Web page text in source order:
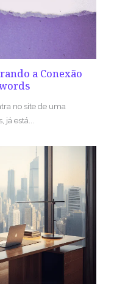
a Conexão
no site de uma
já está...